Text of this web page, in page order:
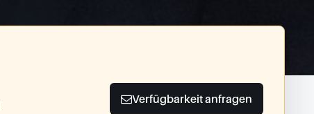
Verfügbarkeit anfragen